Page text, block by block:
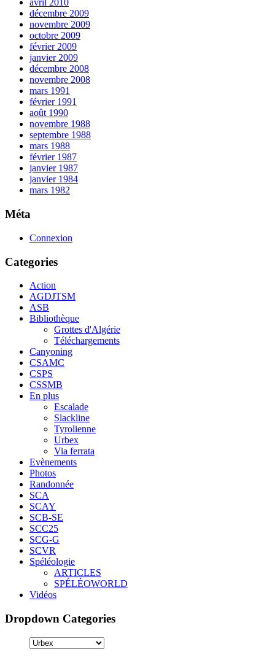
avril 2010
décembre 2009
novembre 2009
octobre 2009
février 2009
janvier 2009
décembre 2008
novembre 2008
mars 1991
février 1991
août 1990
novembre 1988
septembre 1988
mars 1988
février 1987
janvier 1987
janvier 1984
mars 1982
Méta
Connexion
Categories
Action
AGDJTSM
ASB
Bibliothèque
Grottes d'Algérie
Téléchargements
Canyoning
CSAMC
CSPS
CSSMB
En plus
Escalade
Slackline
Tyrolienne
Urbex
Via ferrata
Evènements
Photos
Randonnée
SCA
SCAY
SCB-SE
SCC25
SCG-G
SCVR
Spéléologie
ARTICLES
SPÉLÉOWORLD
Vidéos
Dropdown Categories